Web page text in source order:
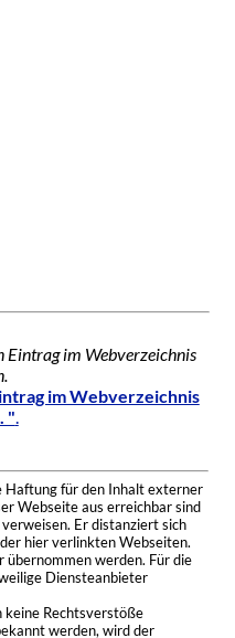
Eintrag im Webverzeichnis
im Webverzeichnis
".
für den Inhalt externer
Webseite aus erreichbar sind
Er distanziert sich
hier verlinkten Webseiten.
werden. Für die
Diensteanbieter
Rechtsverstöße
werden, wird der